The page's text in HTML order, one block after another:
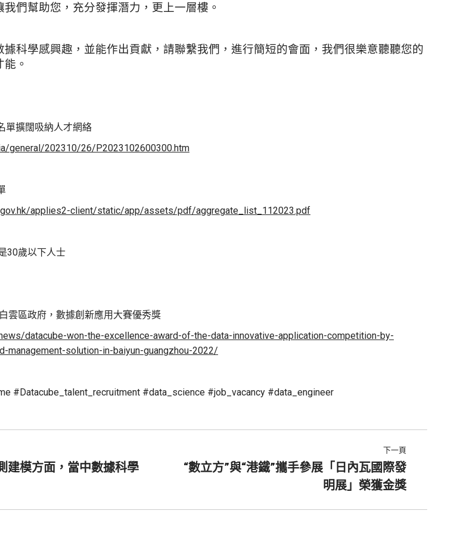
們幫助您，充分發揮潛力，更上一層樓。
科學感興趣，並能作出貢獻，請聯繫我們，進行簡短的會面，我們很樂意聽聽您的
。
單擴闊吸納人才網絡
general/202310/26/P2023102600300.htm
applies2-client/static/app/assets/pdf/aggregate_list_112023.pdf
30歲以下人士
雲區政府，數據創新應用大賽優秀獎
datacube-won-the-excellence-award-of-the-data-innovative-application-competition-by-
management-solution-in-baiyun-guangzhou-2022/
#Datacube_talent_recruitment #data_science #job_vacancy #data_engineer
建模方面，當中數據科學
下一頁
“數立方”與“港鐵”攜手參展「日內瓦國際發
明展」榮獲金獎